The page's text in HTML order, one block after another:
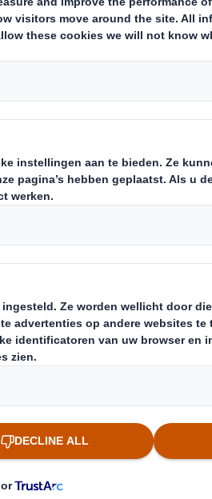
Een
voor papier
kunt bouwen op:
KWALITEITSCONTROLE
Omdat wij de levering van
hebben we meer invloed op het
Papierstromen van hoogwaardige